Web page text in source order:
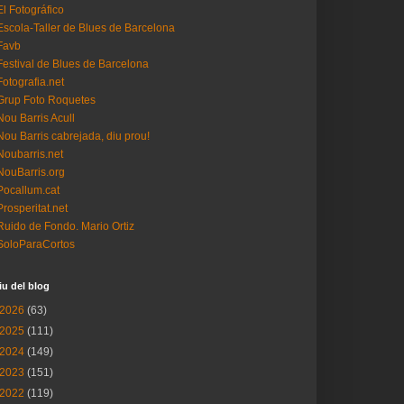
Fotográfico
Taller de Blues de Barcelona
de Blues de Barcelona
Foto Roquetes
Barris Acull
Barris cabrejada, diu prou!
de Fondo. Mario Ortiz
del blog
2026 (63)
2025 (111)
2024 (149)
2023 (151)
2022 (119)